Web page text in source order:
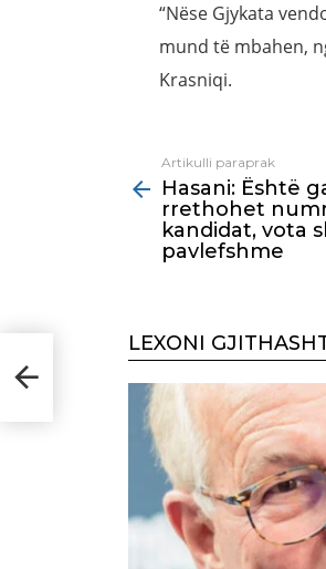
“Nëse Gjykata
mund të mbahen,
Krasniqi.
more
Artikulli paraprak
Hasani: Është
rrethohet
kandidat, vota
pavlefshme
LEXONI